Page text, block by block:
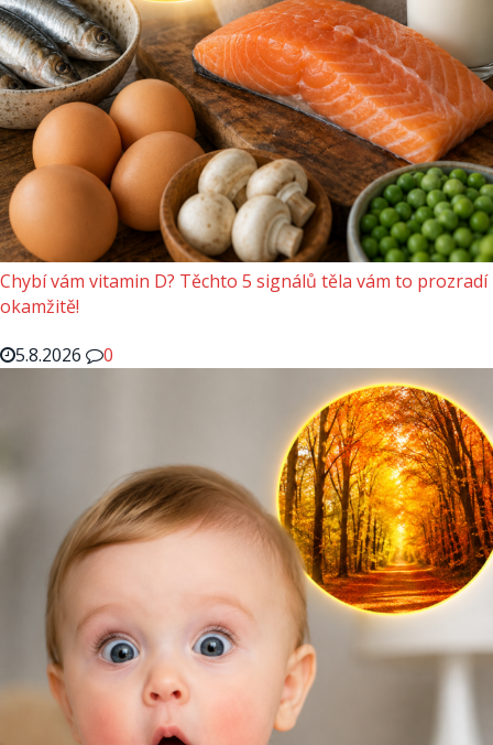
Chybí vám vitamin D? Těchto 5 signálů těla vám to prozradí
okamžitě!
5.8.2026
0